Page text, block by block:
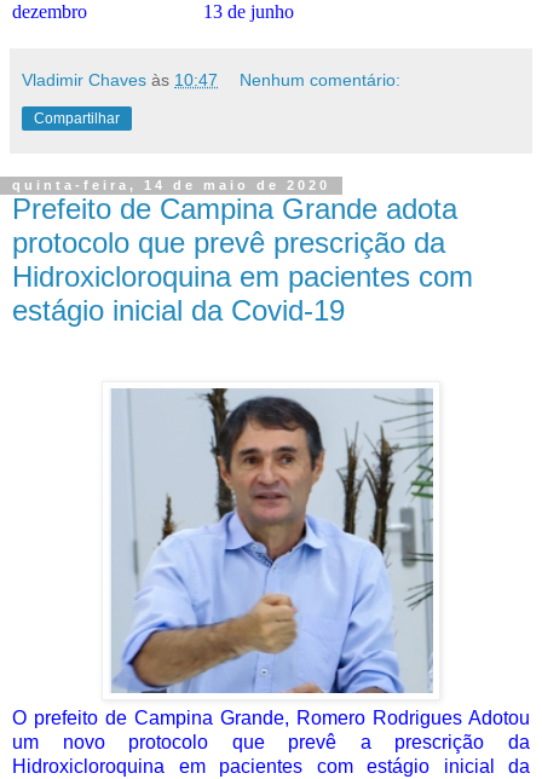
dezembro
13 de junho
Vladimir Chaves às 10:47 Nenhum comentário:
Compartilhar
quinta-feira, 14 de maio de 2020
Prefeito de Campina Grande adota
protocolo que prevê prescrição da
Hidroxicloroquina em pacientes com
estágio inicial da Covid-19
O prefeito de Campina Grande, Romero Rodrigues Adotou
um novo protocolo que prevê a prescrição da
Hidroxicloroquina em pacientes com estágio inicial da